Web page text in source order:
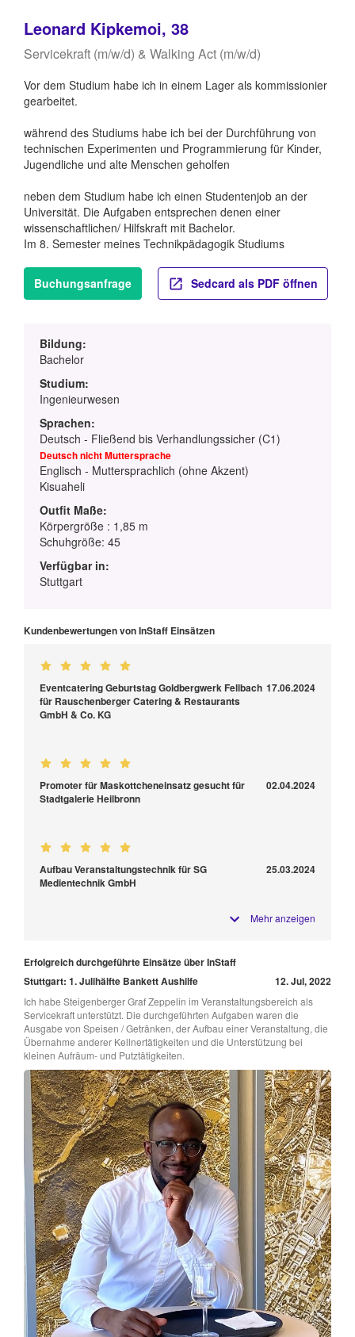
Leonard Kipkemoi, 38
Servicekraft (m/w/d) & Walking Act (m/w/d)
Vor dem Studium habe ich in einem Lager als kommissionier
gearbeitet.
während des Studiums habe ich bei der Durchführung von
technischen Experimenten und Programmierung für Kinder,
Jugendliche und alte Menschen geholfen
neben dem Studium habe ich einen Studentenjob an der
Universität. Die Aufgaben entsprechen denen einer
wissenschaftlichen/ Hilfskraft mit Bachelor.
Im 8. Semester meines Technikpädagogik Studiums
Buchungsanfrage Sedcard als PDF öffnen
Bildung:
Bachelor
Studium:
Ingenieurwesen
Sprachen:
Deutsch - Fließend bis Verhandlungssicher (C1)
Deutsch nicht Muttersprache
Englisch - Muttersprachlich (ohne Akzent)
Kisuaheli
Outfit Maße:
Körpergröße : 1,85 m
Schuhgröße: 45
Verfügbar in:
Stuttgart
Kundenbewertungen von InStaff Einsätzen
Eventcatering Geburtstag Goldbergwerk Fellbach
für Rauschenberger Catering & Restaurants
GmbH & Co. KG
17.06.2024
Promoter für Maskottcheneinsatz gesucht für
Stadtgalerie Heilbronn
02.04.2024
Aufbau Veranstaltungstechnik für SG
Medientechnik GmbH
25.03.2024
Mehr anzeigen
Erfolgreich durchgeführte Einsätze über InStaff
Stuttgart: 1. Julihälfte Bankett Aushilfe
12. Jul, 2022
Ich habe Steigenberger Graf Zeppelin im Veranstaltungsbereich als
Servicekraft unterstützt. Die durchgeführten Aufgaben waren die
Ausgabe von Speisen / Getränken, der Aufbau einer Veranstaltung, die
Übernahme anderer Kellnertätigkeiten und die Unterstützung bei
kleinen Aufräum- und Putztätigkeiten.